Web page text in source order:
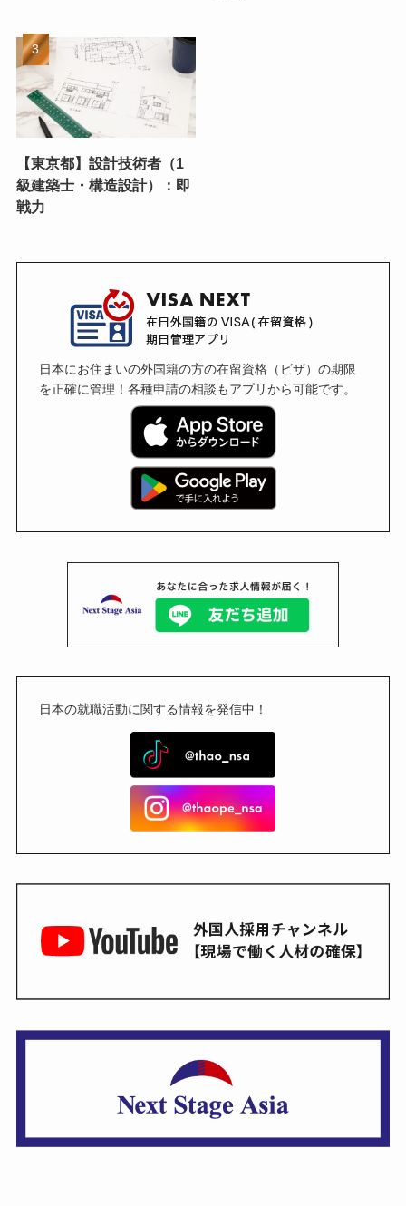
【東京都】設計技術者（1
級建築士・構造設計）：即
戦力
日本にお住まいの外国籍の方の在留資格（ビザ）の期限
を正確に管理！各種申請の相談もアプリから可能です。
日本の就職活動に関する情報を発信中！